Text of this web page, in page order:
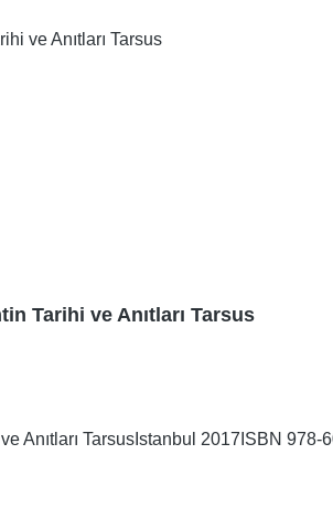
Tarihi ve Anıtları Tarsus
Anıtları TarsusIstanbul 2017ISBN